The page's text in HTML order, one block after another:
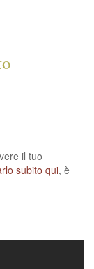
il tuo
subito qui, è